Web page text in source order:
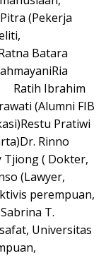
(Pekerja
Batara
Ratih Ibrahim
(Alumni FIB
Pratiwi
Rinno
Tjiong ( Dokter,
(Lawyer,
perempuan,
T.
Universitas